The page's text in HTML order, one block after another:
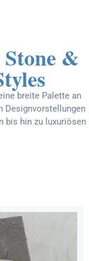
&
breite Palette an
Designvorstellungen
bis hin zu luxuriösen